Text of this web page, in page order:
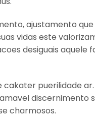
ajustamento que
vidas este
desiguais aquele
cakater puerilidade
discernimento
charmosos.